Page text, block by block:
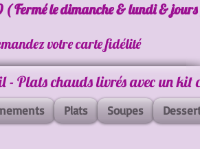
( Fermé le dimanche & lundi &
votre carte fidélité
- Plats chauds livrés avec un
Plats Soupes